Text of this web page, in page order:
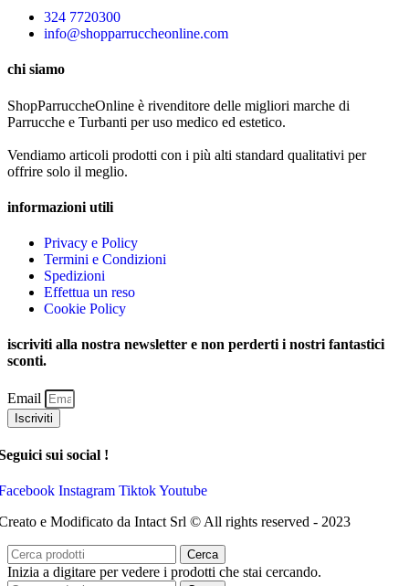
324 7720300
info@shopparruccheonline.com
chi siamo
ShopParruccheOnline è rivenditore delle migliori marche di
Parrucche e Turbanti per uso medico ed estetico.
Vendiamo articoli prodotti con i più alti standard qualitativi per
offrire solo il meglio.
informazioni utili
Privacy e Policy
Termini e Condizioni
Spedizioni
Effettua un reso
Cookie Policy
iscriviti alla nostra newsletter e non perderti i nostri fantastici
sconti.
Email
Iscriviti
sui social !
Instagram TiktokYoutube
e Modificato da Intact Srl © All rights reserved - 2023
Cerca
Inizia a digitare per vedere i prodotti che stai cercando.